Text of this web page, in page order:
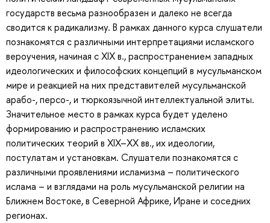
государств весьма разнообразен и далеко не всегда
сводится к радикализму. В рамках данного курса слушатели
познакомятся с различными интерпретациями исламского
вероучения, начиная с XIX в., распространением западных
идеологических и философских концепций в мусульманском
мире и реакцией на них представителей мусульманской
арабо-, персо-, и тюркоязычной интеллектуальной элиты.
Значительное место в рамках курса будет уделено
формированию и распространению исламских
политических теорий в XIX–XX вв., их идеологии,
постулатам и установкам. Слушатели познакомятся с
различными проявлениями исламизма – политического
ислама – и взглядами на роль мусульманской религии на
Ближнем Востоке, в Северной Африке, Иране и соседних
регионах.